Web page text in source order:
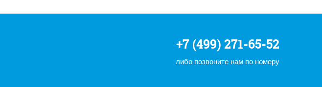
+7 (499) 271-65-52
либо позвоните нам по номеру